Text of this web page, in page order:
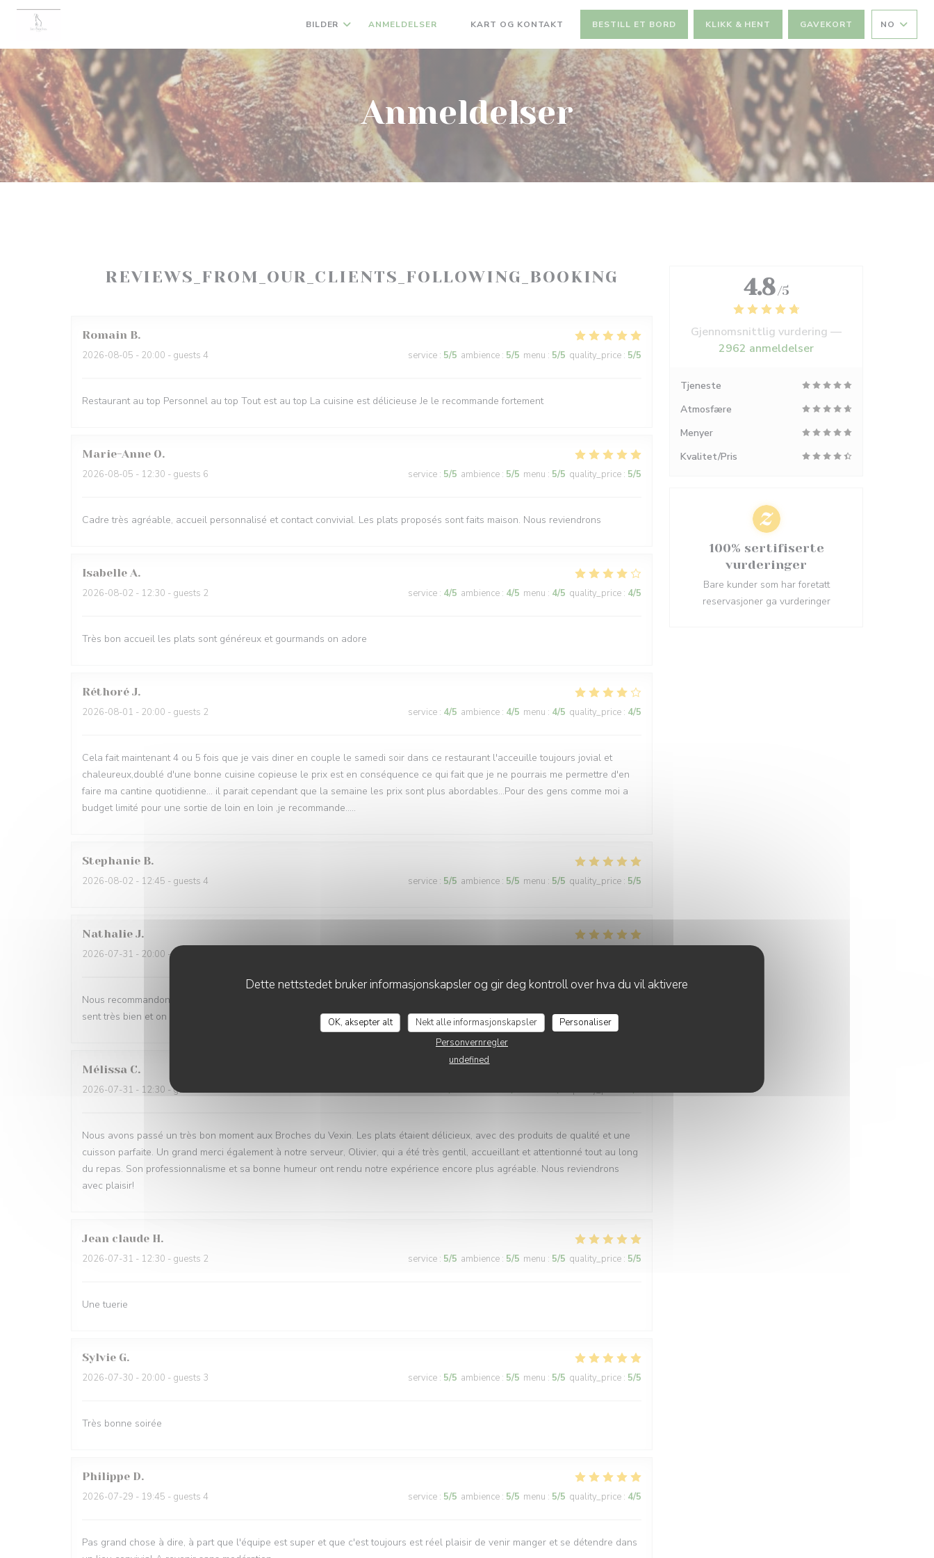
Panel for informasjonskapsler
Dette nettstedet bruker informasjonskapsler og gir deg kontroll over hva du vil aktivere
OK, aksepter alt Nekt alle informasjonskapsler
Personaliser
Personvernregler
undefined
BILDER ANMELDELSER KART OG KONTAKT BESTILL ET BORD KLIKK & HENT GAVEKORT NO
Anmeldelser
REVIEWS_FROM_OUR_CLIENTS_FOLLOWING_BOOKING
Romain B
2026-08-05 - 20:00 - guests 4 service : 5/5 ambience : 5/5 menu : 5/5 quality_price : 5/5
Restaurant au top Personnel au top Tout est au top La cuisine est délicieuse Je le recommande fortement
Marie-Anne O
2026-08-05 - 12:30 - guests 6 service : 5/5 ambience : 5/5 menu : 5/5 quality_price : 5/5
Cadre très agréable, accueil personnalisé et contact convivial. Les plats proposés sont faits maison. Nous reviendrons
Isabelle A
2026-08-02 - 12:30 - guests 2 service : 4/5 ambience : 4/5 menu : 4/5 quality_price : 4/5
Très bon accueil les plats sont généreux et gourmands on adore
Réthoré J
2026-08-01 - 20:00 - guests 2 service : 4/5 ambience : 4/5 menu : 4/5 quality_price : 4/5
Cela fait maintenant 4 ou 5 fois que je vais diner en couple le samedi soir dans ce restaurant l'acceuille toujours jovial et
chaleureux,doublé d'une bonne cuisine copieuse le prix est en conséquence ce qui fait que je ne pourrais me permettre d'en
faire ma cantine quotidienne... il parait cependant que la semaine les prix sont plus abordables...Pour des gens comme moi a
budget limité pour une sortie de loin en loin ,je recommande.....
Stephanie B
2026-08-02 - 12:45 - guests 4 service : 5/5 ambience : 5/5 menu : 5/5 quality_price : 5/5
Nathalie J
2026-07-31 - 20:00 - guests 6
Nous recommandons ce restaurant les yeux fermés !!! Les plats sont excellents et l’accueil extrêmement sympathique. On se
sent très bien et on y revient à chaque fois avec grand plaisir. Encore merci pour cette bonne soirée.
Mélissa C
2026-07-31 - 12:30 - guests 2 service:5/5 ambience:5/5 menu:5/5 quality_price:4/5
Nous avons passé un très bon moment aux Broches du Vexin. Les plats étaient délicieux, avec des produits de qualité et une
cuisson parfaite. Un grand merci également à notre serveur, Olivier, qui a été très gentil, accueillant et attentionné tout au long
du repas. Son professionnalisme et sa bonne humeur ont rendu notre expérience encore plus agréable. Nous reviendrons
avec plaisir!
Jean claude H
2026-07-31 - 12:30 - guests 2 service : 5/5 ambience : 5/5 menu : 5/5 quality_price : 5/5
Une tuerie
Sylvie G
2026-07-30 - 20:00 - guests 3 service : 5/5 ambience : 5/5 menu : 5/5 quality_price : 5/5
Très bonne soirée
Philippe D
2026-07-29 - 19:45 - guests 4 service : 5/5 ambience : 5/5 menu : 5/5 quality_price : 4/5
Pas grand chose à dire, à part que l'équipe est super et que c'est toujours est réel plaisir de venir manger et se détendre dans
4.8 /5
Gjennomsnittlig vurdering —
2962 anmeldelser
Tjeneste
Atmosfære
Menyer
Kvalitet/Pris
100% sertifiserte
vurderinger
Bare kunder som har foretatt
reservasjoner ga vurderinger